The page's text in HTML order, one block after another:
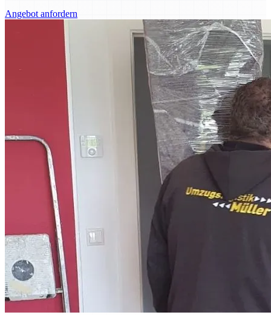
Angebot anfordern